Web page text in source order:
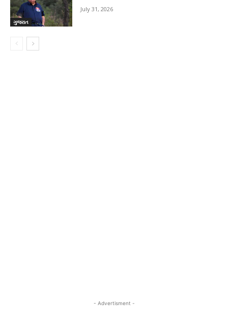
ગુજરાત
July 31, 2026
- Advertisment -